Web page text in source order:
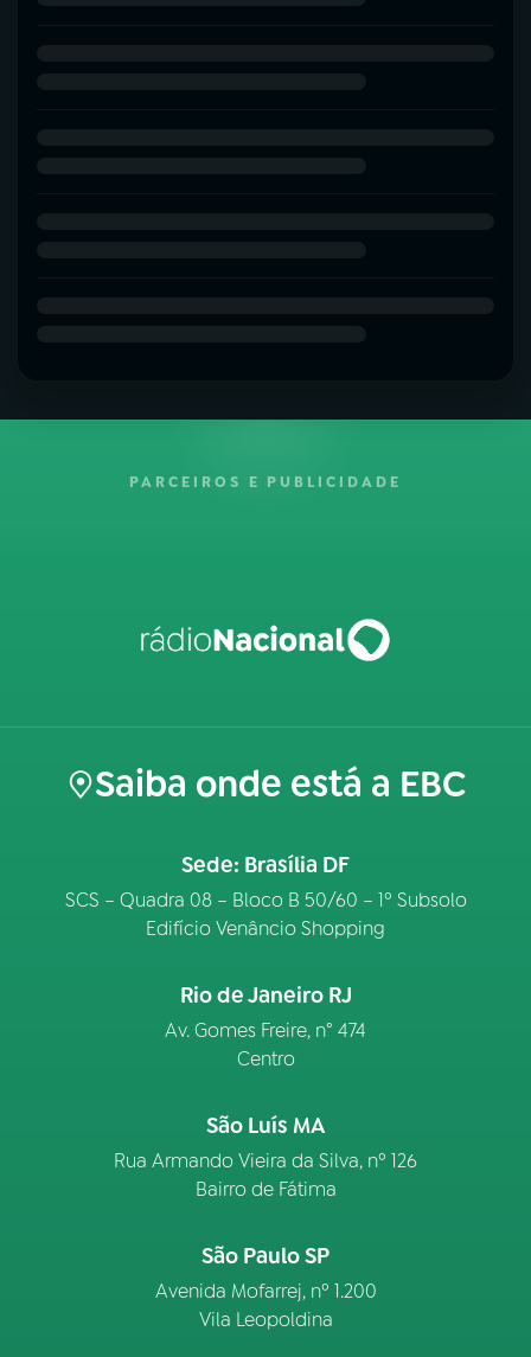
PARCEIROS E PUBLICIDADE
Saiba onde está a EBC
Sede: Brasília DF
SCS – Quadra 08 – Bloco B 50/60 – 1º Subsolo
Edifício Venâncio Shopping
Rio de Janeiro RJ
Av. Gomes Freire, n° 474
Centro
São Luís MA
Rua Armando Vieira da Silva, nº 126
Bairro de Fátima
São Paulo SP
Avenida Mofarrej, nº 1.200
Vila Leopoldina